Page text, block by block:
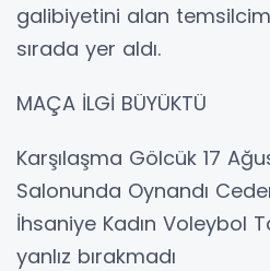
galibiyetini alan
sırada yer aldı.
MAÇA İLGİ BÜYÜKTÜ
Karşılaşma Gölcük 17
Salonunda Oynandı
İhsaniye Kadın Voleybol
yanlız bırakmadı